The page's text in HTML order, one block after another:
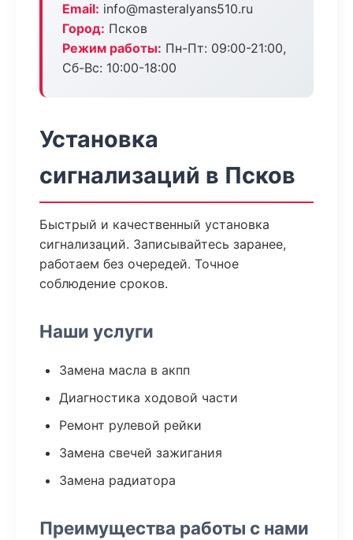
Email: info@masteralyans510.ru
Город: Псков
Режим работы: Пн-Пт: 09:00-21:00,
Сб-Вс: 10:00-18:00
Установка
сигнализаций в Псков
Быстрый и качественный установка
сигнализаций. Записывайтесь заранее,
работаем без очередей. Точное
соблюдение сроков.
Наши услуги
Замена масла в акпп
Диагностика ходовой части
Ремонт рулевой рейки
Замена свечей зажигания
Замена радиатора
Преимущества работы с нами